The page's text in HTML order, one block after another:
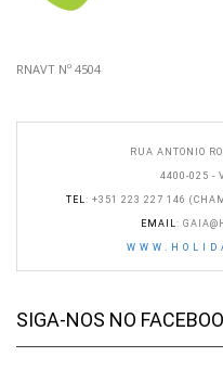
RNAVT Nº 4504
RUA ANTONIO
4400-025 -
TEL: +351 223 227 146
EMAIL:
SIGA-NOS NO